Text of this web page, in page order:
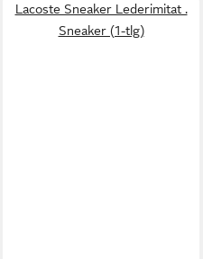
Lacoste Sneaker Lederimitat .
Sneaker (1-tlg)